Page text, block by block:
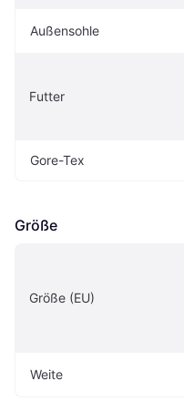
Außensohle
Futter
Gore-Tex
Größe
Größe (EU)
Weite